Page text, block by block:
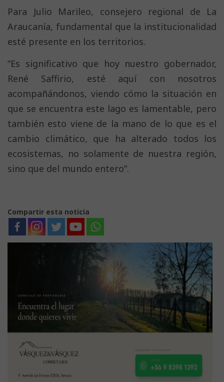
Para Julio Marileo, consejero regional de La
Araucanía, fundamental que la institucionalidad
esté presente en los territorios.
“Es significativo que hoy nuestro gobernador,
René Saffirio, esté aquí con nosotros
acompañándonos, viendo cómo la situación en
que se encuentra este lago es lamentable, pero
también esto viene de la mano de lo que es el
cambio climático, que ha alterado todos los
ecosistemas, no solamente de nuestra región,
sino que del mundo entero”.
Compartir esta noticia